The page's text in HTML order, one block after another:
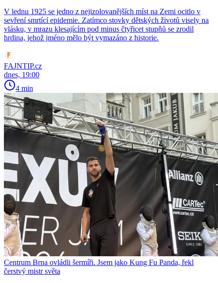
V lednu 1925 se jedno z nejizolovanějších míst na Zemi ocitlo v
sevření smrtící epidemie. Zatímco stovky dětských životů visely na
vlásku, v mrazu klesajícím pod minus čtyřicet stupňů se zrodil
hrdina, jehož jméno mělo být vymazáno z historie.
FAJNTIP.cz
dnes, 19:00
4 min
Centrum Brna ovládli šermíři. Jsem jako Kung Fu Panda, řekl
čerstvý mistr světa